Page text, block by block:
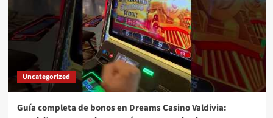
Uncategorized
Guía completa de bonos en Dreams Casino Valdivia: